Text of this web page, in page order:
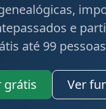
e
até 99
grátis Ver